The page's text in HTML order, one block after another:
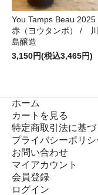
You Tamps Beau 2025
赤（ヨウタンボ） / 川
島醸造
3,150円(税込3,465円)
ホーム
カートを見る
特定商取引法に基
プライバシーポリシ
お問い合わせ
マイアカウント
会員登録
ログイン